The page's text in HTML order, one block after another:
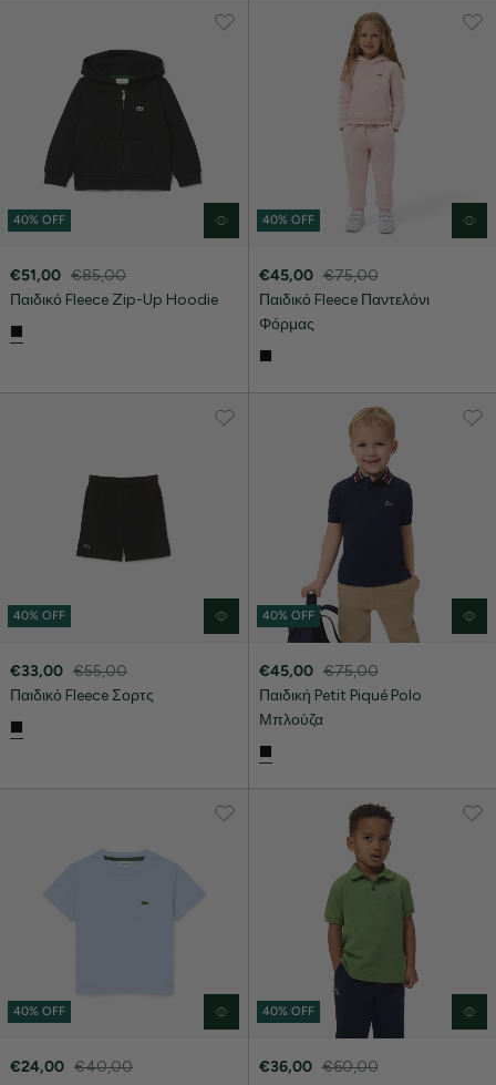
40% OFF
€51,00 €85,00
Παιδικό Fleece Zip-Up Hoodie
40% OFF
€45,00 €75,00
Παιδικό Fleece Παντελόνι
Φόρμας
40% OFF
€33,00 €55,00
Παιδικό Fleece Σορτς
40% OFF
€45,00 €75,00
Παιδική Petit Piqué Polo
Μπλούζα
40% OFF
€24,00 €40,00
40% OFF
€36,00 €60,00